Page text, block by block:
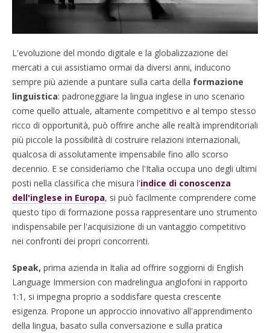
L'evoluzione del mondo digitale e la globalizzazione dei
mercati a cui assistiamo ormai da diversi anni, inducono
sempre più aziende a puntare sulla carta della formazione
linguistica: padroneggiare la lingua inglese in uno scenario
come quello attuale, altamente competitivo e al tempo stesso
ricco di opportunità, può offrire anche alle realtà imprenditoriali
più piccole la possibilità di costruire relazioni internazionali,
qualcosa di assolutamente impensabile fino allo scorso
decennio. E se consideriamo che l'Italia occupa uno degli ultimi
posti nella classifica che misura l'indice di conoscenza
dell'inglese in Europa, si può facilmente comprendere come
questo tipo di formazione possa rappresentare uno strumento
indispensabile per l'acquisizione di un vantaggio competitivo
nei confronti dei propri concorrenti.
Speak, prima azienda in Italia ad offrire soggiorni di English
Language Immersion con madrelingua anglofoni in rapporto
1:1, si impegna proprio a soddisfare questa crescente
esigenza. Propone un approccio innovativo all'apprendimento
della lingua, basato sulla conversazione e sulla pratica